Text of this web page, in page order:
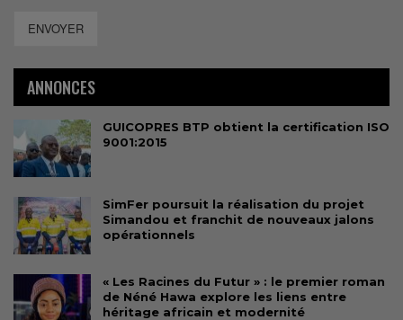
ENVOYER
ANNONCES
GUICOPRES BTP obtient la certification ISO
9001:2015
SimFer poursuit la réalisation du projet
Simandou et franchit de nouveaux jalons
opérationnels
« Les Racines du Futur » : le premier roman
de Néné Hawa explore les liens entre
héritage africain et modernité